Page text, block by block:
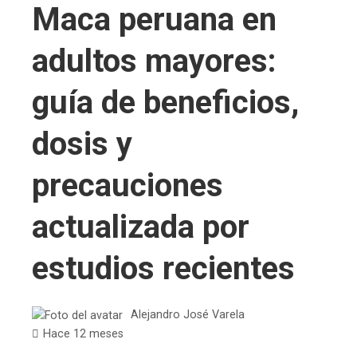
Maca peruana en
adultos mayores:
guía de beneficios,
dosis y
precauciones
actualizada por
estudios recientes
Alejandro José Varela
Hace 12 meses